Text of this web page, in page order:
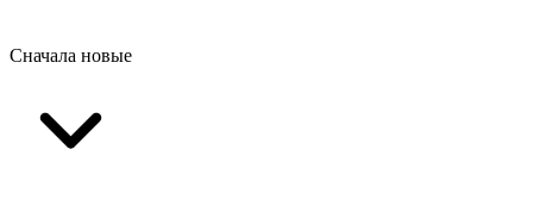
Сначала новые